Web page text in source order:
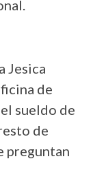
Jesica
de
sueldo de
de
preguntan